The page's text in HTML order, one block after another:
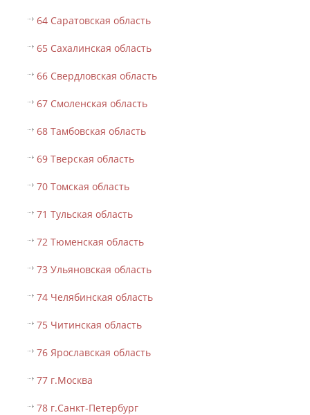
64 Саратовская область
65 Сахалинская область
66 Свердловская область
67 Смоленская область
68 Тамбовская область
69 Тверская область
70 Томская область
71 Тульская область
72 Тюменская область
73 Ульяновская область
74 Челябинская область
75 Читинская область
76 Ярославская область
77 г.Москва
78 г.Санкт-Петербург